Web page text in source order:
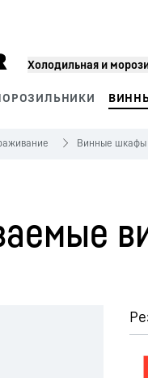
Холодильная и
Винные шкафы